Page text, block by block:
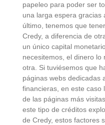
papeleo para poder ser
una larga espera gracias
último, tenemos que
Credy, a diferencia de
un único capital
necesitemos, el dinero lo
otra. Si tuviésemos que
páginas webs dedicadas
financieras, en este caso
de las páginas más
este tipo de créditos
de Credy, estos factores